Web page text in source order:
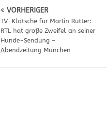
VORHERIGER
TV-Klatsche für Martin Rütter:
RTL hat große Zweifel an seiner
Hunde-Sendung –
Abendzeitung München